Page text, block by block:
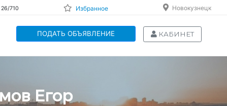
710 Избранное Новокузнецк
ПОДАТЬ ОБЪЯВЛЕНИЕ КАБИНЕТ
Егор